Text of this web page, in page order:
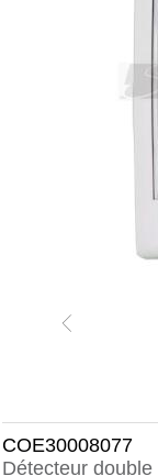
COE30008077
Détecteur